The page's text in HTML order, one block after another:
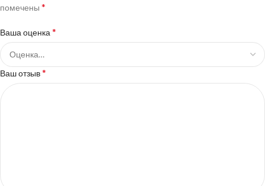
помечены *
Ваша оценка *
Ваш отзыв*